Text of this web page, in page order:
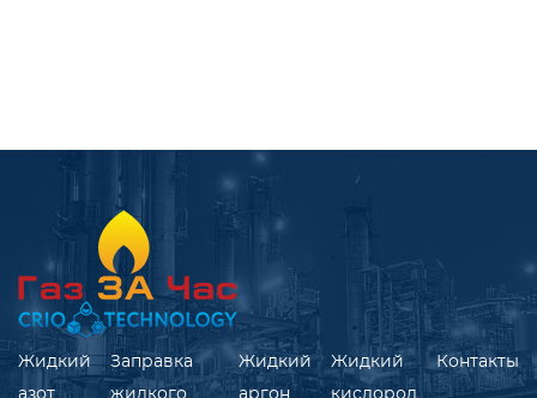
Жидкий
азот
Заправка
жидкого
Жидкий
аргон
Жидкий
кислород
Контакты